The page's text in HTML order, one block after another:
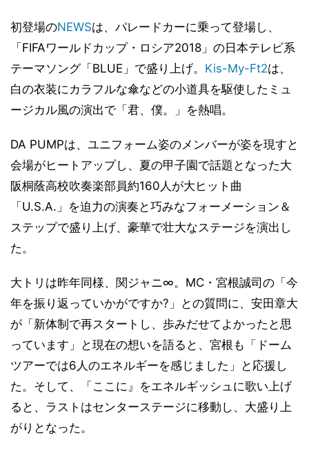
初登場のNEWSは、パレードカーに乗って登場し、
「FIFAワールドカップ・ロシア2018」の日本テレビ系
テーマソング「BLUE」で盛り上げ。 Kis-My-Ft2は、
白の衣装にカラフルな傘などの小道具を駆使したミュ
ージカル風の演出で「君、僕。」を熱唱。
DA PUMPは、ユニフォーム姿のメンバーが姿を現すと
会場がヒートアップし、夏の甲子園で話題となった大
阪桐蔭高校吹奏楽部員約160人が大ヒット曲
「U.S.A.」を迫力の演奏と巧みなフォーメーション＆
ステップで盛り上げ、豪華で壮大なステージを演出し
た。
大トリは昨年同様、関ジャニ∞。MC・宮根誠司の「今
年を振り返っていかがですか?」との質問に、安田章大
が「新体制で再スタートし、歩みだせてよかったと思
っています」と現在の想いを語ると、宮根も「ドーム
ツアーでは6人のエネルギーを感じました」と応援し
た。そして、「ここに』をエネルギッシュに歌い上げ
ると、ラストはセンターステージに移動し、大盛り上
がりとなった。